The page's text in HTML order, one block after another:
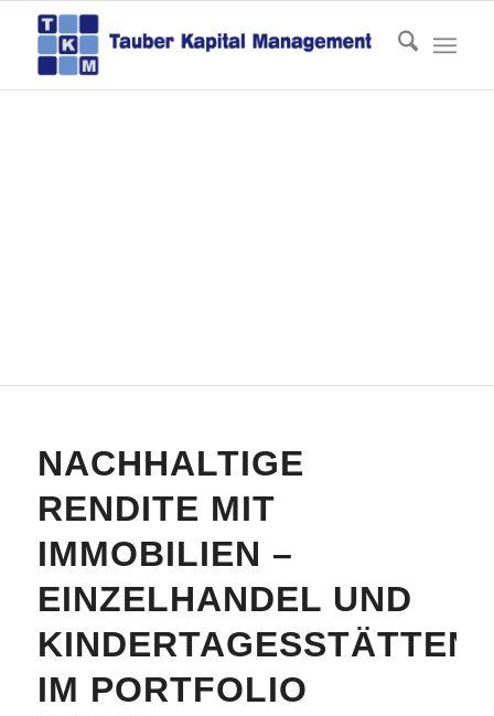
NACHHALTIGE
RENDITE MIT
IMMOBILIEN –
EINZELHANDEL UND
KINDERTAGESSTÄTTEN
IM PORTFOLIO